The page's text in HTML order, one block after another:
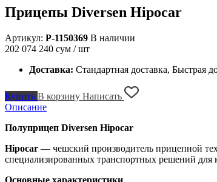
Прицепы Diversen Hipocar
Артикул: P-1150369 В наличии
202 074 240 сум / шт
Доставка: Стандартная доставка, Быстрая
Купить В корзину Написать
Описание
Полуприцеп Diversen Hipocar
Hipocar — чешский производитель прицепной
специализированных транспортных решений для
Основные характеристики